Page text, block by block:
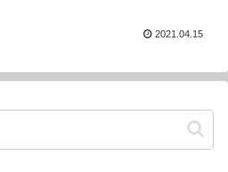
2021.04.15